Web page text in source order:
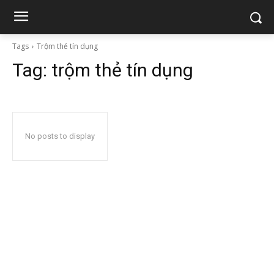
Tags Trộm thẻ tín dụng
Tag: trộm thẻ tín dụng
No posts to display